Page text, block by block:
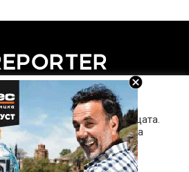
(cookies)
оптимизирање на страницата.
од суштинско значење за
а други помагаат да ја
страница и вашето
Напомена: задолжителните